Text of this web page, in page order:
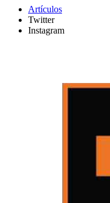
Artículos
Twitter
Instagram